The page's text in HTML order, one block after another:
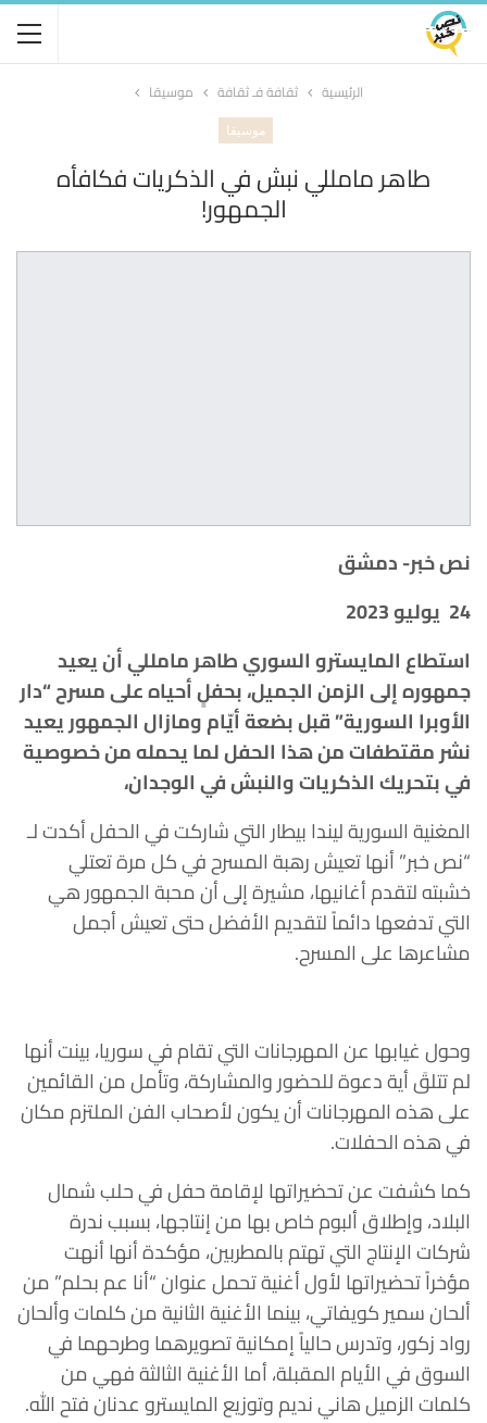
الرئيسية ثقافة فـ ثقافة موسيقا
موسيقا
طاهر مامللي نبش في الذكريات فكافأه
الجمهور!
نص خبر- دمشق
24 يوليو 2023
استطاع المايسترو السوري طاهر مامللي أن يعيد
جمهوره إلى الزمن الجميل، بحفلٍ أحياه على مسرح “دار
الأوبرا السورية” قبل بضعة أيّام ومازال الجمهور يعيد
نشر مقتطفات من هذا الحفل لما يحمله من خصوصية
في بتحريك الذكريات والنبش في الوجدان،
المغنية السورية ليندا بيطار التي شاركت في الحفل أكدت لـ
“نص خبر” أنها تعيش رهبة المسرح في كل مرة تعتلي
خشبته لتقدم أغانيها، مشيرة إلى أن محبة الجمهور هي
التي تدفعها دائماً لتقديم الأفضل حتى تعيش أجمل
مشاعرها على المسرح.
وحول غيابها عن المهرجانات التي تقام في سوريا، بينت أنها
لم تتلقَ أية دعوة للحضور والمشاركة، وتأمل من القائمين
على هذه المهرجانات أن يكون لأصحاب الفن الملتزم مكان
في هذه الحفلات.
كما كشفت عن تحضيراتها لإقامة حفل في حلب شمال
البلاد، وإطلاق ألبوم خاص بها من إنتاجها، بسبب ندرة
شركات الإنتاج التي تهتم بالمطربين، مؤكدة أنها أنهت
مؤخراً تحضيراتها لأول أغنية تحمل عنوان “أنا عم بحلم” من
ألحان سمير كويفاتي، بينما الأغنية الثانية من كلمات وألحان
رواد زكور، وتدرس حالياً إمكانية تصويرهما وطرحهما في
السوق في الأيام المقبلة، أما الأغنية الثالثة فهي من
كلمات الزميل هاني نديم وتوزيع المايسترو عدنان فتح الله.